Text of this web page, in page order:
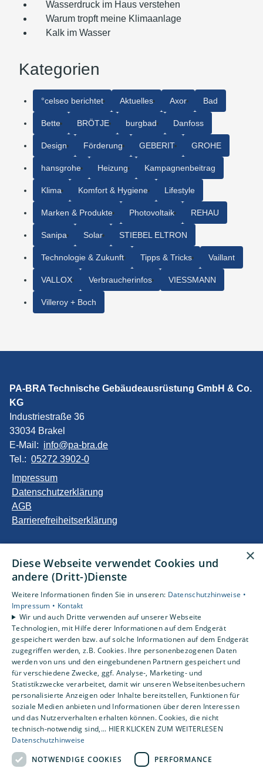
Wasserdruck im Haus verstehen
Warum tropft meine Klimaanlage
Kalk im Wasser
Kategorien
°celseo berichtet Aktuelles Axor Bad
Bette BRÖTJE burgbad Danfoss
Design Förderung GEBERIT GROHE
hansgrohe Heizung Kampagnenbeitrag
Klima Komfort & Hygiene Lifestyle
Marken & Produkte Photovoltaik REHAU
Sanipa Solar STIEBEL ELTRON
Technologie & Zukunft Tipps & Tricks Vaillant
VALLOX Verbraucherinfos VIESSMANN
Villeroy + Boch
PA-BRA Technische Gebäudeausrüstung GmbH & Co.
KG
Industriestraße 36
33034 Brakel
E-Mail: info@pa-bra.de
Tel.: 05272 3902-0
Impressum
Datenschutzerklärung
AGB
Barrierefreiheitserklärung
Privatkunden
Gewerbekunden
Karriere
Unternehmen
Kontakt
Um externe HTML-Inhalte anzuzeigen, benötigen wir
Ihre Einwilligung.
Weitere Informationen finden Sie in unserer
Datenschutzerklärung.
Cookie-Einstellungen öffnen
×
Diese Webseite verwendet Cookies und
andere (Dritt-)Dienste
Weitere Informationen finden Sie in unseren: Datenschutzhinweise •
Impressum • Kontakt
Wir und auch Dritte verwenden auf unserer Webseite
Technologien, mit Hilfe derer Informationen auf dem Endgerät
gespeichert werden bzw. auf solche Informationen auf dem Endgerät
zugegriffen werden, z.B. Cookies. Ihre personenbezogenen Daten
werden von uns und den eingebundenen Partnern gespeichert und
für verschiedene Zwecke, ggf. Analyse-, Marketing- und
Statistikzwecke verarbeitet, damit wir unseren Webseitenbesuchern
personalisierte Anzeigen oder Inhalte bereitstellen, Funktionen für
soziale Medien anbieten und Informationen über deren Interessen
und das Nutzerverhalten erhalten können. Cookies, die nicht
technisch-notwendig sind,... HIER KLICKEN ZUM WEITERLESEN
Datenschutzhinweise
NOTWENDIGE COOKIES
PERFORMANCE